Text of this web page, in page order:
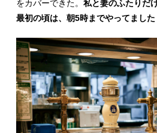
をカバーできた。 私と妻のふたりだ
最初の頃は、朝5時までやってました